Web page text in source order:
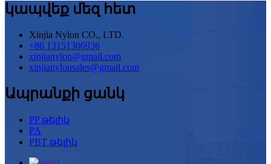
կապվեք մեզ հետ
Xinjia Nylon CO., LTD.
+86 13151306936
xinjianylon@gmail.com
xinjianylonsales@gmail.com
Ապրանքի ցանկ
PP թելիկ
PA
PBT թելիկ